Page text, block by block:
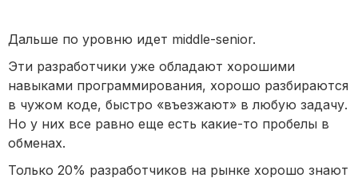
Дальше по уровню идет middle-senior.
Эти разработчики уже обладают хорошими
навыками программирования, хорошо разбираются
в чужом коде, быстро «въезжают» в любую задачу.
Но у них все равно еще есть какие-то пробелы в
обменах.
Только 20% разработчиков на рынке хорошо знают